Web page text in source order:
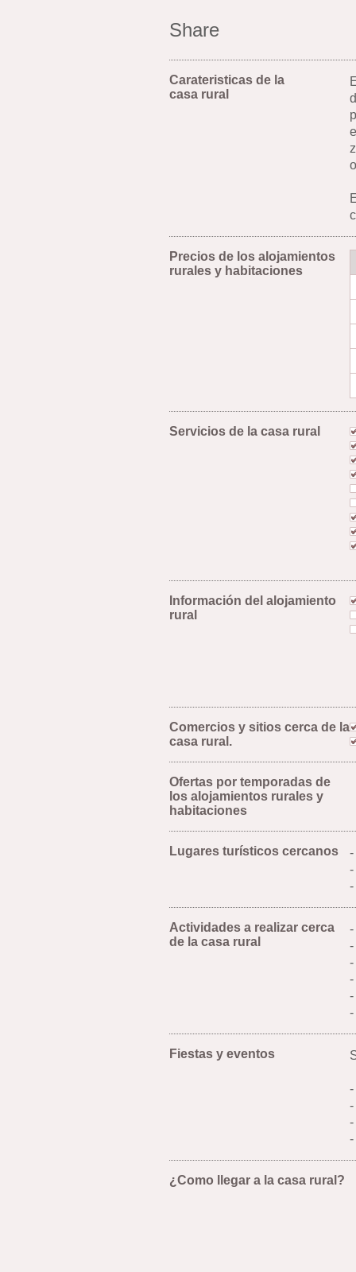
Share
Carateristicas de la
casa rural
Precios de los alojamientos
rurales y habitaciones
Servicios de la casa rural
Información del alojamiento
rural
Comercios y sitios cerca de la
casa rural.
Ofertas por temporadas de
los alojamientos rurales y
habitaciones
Lugares turísticos cercanos
-
-
Actividades a realizar cerca
de la casa rural
-
-
Fiestas y eventos
¿Como llegar a la casa rural?